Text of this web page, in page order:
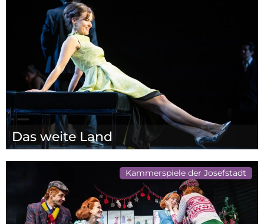
Das weite Land
Kammerspiele der Josefstadt